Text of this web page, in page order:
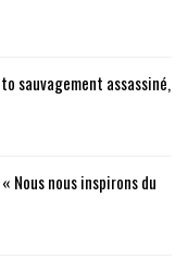
sauvagement assassiné,
Nous nous inspirons du